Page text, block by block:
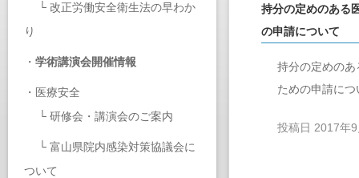
└ 改正労働安全衛生法の早わか
り
・ 学術講演会開催情報
・ 医療安全
└ 研修会・講演会のご案内
└ 富山県院内感染対策協議会に
ついて
持分の定めのある
の申請について
持分の定めの
ための申請につ
投稿日 2017年